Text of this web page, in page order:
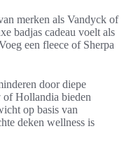
merken als Vandyck of
badjas cadeau voelt als
een fleece of Sherpa
door diepe
Hollandia bieden
op basis van
deken wellness is